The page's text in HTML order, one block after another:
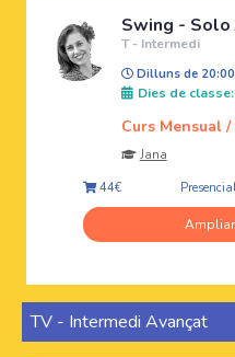
Swing - Solo
T - Intermedi
Dilluns de
Dies de
Curs Mensual
Jana
44€
Presencial
TV - Intermedi Avançat